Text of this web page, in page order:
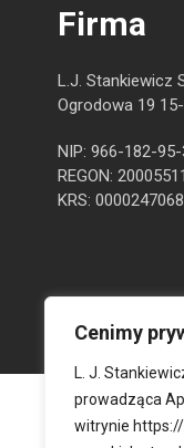
Cenimy
L. J.
prowadząca
witrynie
Firma
L.J. Stankiewicz
Ogrodowa 19
NIP: 966-182-95-
REGON:
KRS: 0000247068